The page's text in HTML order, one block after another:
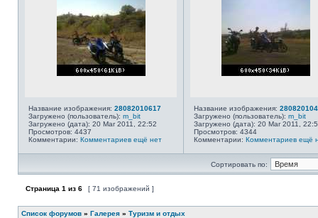
Название изображения: 28082010617
Загружено (пользователь): m_bit
Загружено (дата): 20 Mar 2011, 22:52
Просмотров: 4437
Комментарии: Комментариев ещё нет
Название изображения:
Загружено (пользователь): m_bit
Загружено (дата): 20 Mar 2011,
Просмотров: 4344
Комментарии: Комментариев ещё
Сортировать по:
Страница 1 из 6 [ 71 изображений ]
Список форумов » Галерея » Туризм и отдых